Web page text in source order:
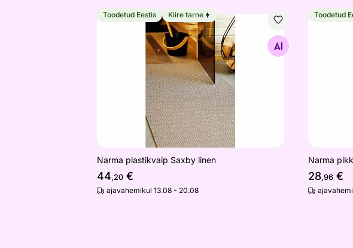
Narma plastikvaip Saxby linen
Otsi sarnaseid
Toodetud Eestis Kiire tarne
Narma plastikvaip Saxby linen
44,20 €
ajavahemikul 13.08 - 20.08
Narma
Toodetud
Narma
28,96 €